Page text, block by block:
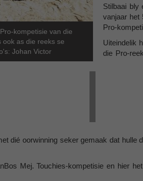
kompetisie van die
ook as die reeks se
Johan Victor
Stilbaai bly
vanjaar het
Pro-
Uiteindelik
die Pro-
dié oorwinning seker gemaak dat hulle
Mej. Touchies-kompetisie en hier